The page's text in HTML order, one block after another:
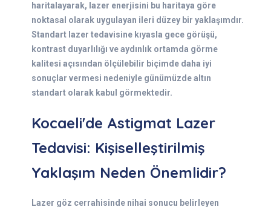
haritalayarak, lazer enerjisini bu haritaya göre
noktasal olarak uygulayan ileri düzey bir yaklaşımdır.
Standart lazer tedavisine kıyasla gece görüşü,
kontrast duyarlılığı ve aydınlık ortamda görme
kalitesi açısından ölçülebilir biçimde daha iyi
sonuçlar vermesi nedeniyle günümüzde altın
standart olarak kabul görmektedir.
Kocaeli'de Astigmat Lazer
Tedavisi: Kişiselleştirilmiş
Yaklaşım Neden Önemlidir?
Lazer göz cerrahisinde nihai sonucu belirleyen